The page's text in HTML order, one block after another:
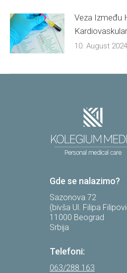
Veza Između
10. August
Gde se nalazimo?
Sazonova 72
(bivša Ul. Filipa
11000 Beograd
Srbija
Telefoni:
063/288 163